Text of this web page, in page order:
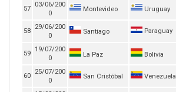
57
03/06/200
0
Montevideo Uruguay
58
29/06/200
0
Santiago Paraguay
59
19/07/200
0
La Paz Bolivia
60
25/07/200
0
San Cristóbal Venezuela